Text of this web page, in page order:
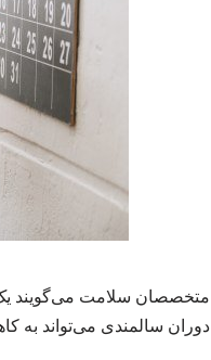
متخصصان سلامت می‌گویند یک
دوران سالمندی می‌تواند به